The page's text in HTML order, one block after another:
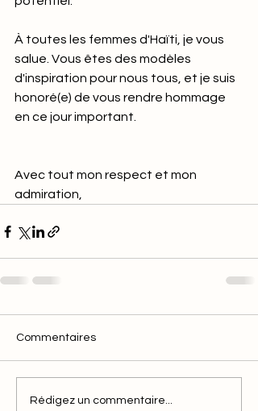
À toutes les femmes d'Haïti, je vous
salue. Vous êtes des modèles
d'inspiration pour nous tous, et je suis
honoré(e) de vous rendre hommage
en ce jour important.
Avec tout mon respect et mon
admiration,
Commentaires
Rédigez un commentaire...